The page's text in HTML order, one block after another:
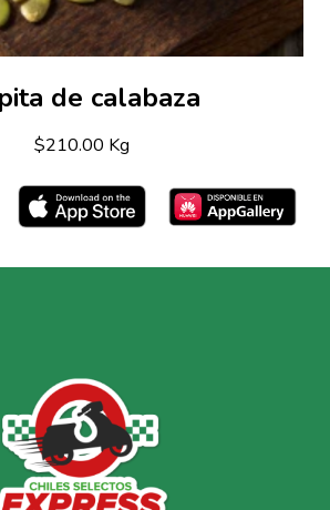
de calabaza
$210.00 Kg